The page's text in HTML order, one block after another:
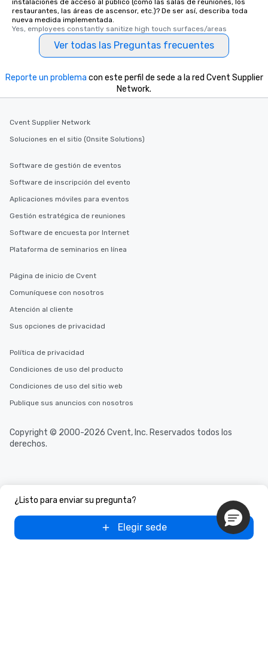
instalaciones de acceso al público (como las salas de reuniones, los
restaurantes, las áreas de ascensor, etc.)? De ser así, describa toda
nueva medida implementada.
Yes, employees constantly sanitize high touch surfaces/areas
Ver todas las Preguntas frecuentes
¿Listo para enviar su pregunta?
Elegir sede
Reporte un problema con este perfil de sede a la red Cvent Supplier
Network.
Cvent Supplier Network
Soluciones en el sitio (Onsite Solutions)
Software de gestión de eventos
Software de inscripción del evento
Aplicaciones móviles para eventos
Gestión estratégica de reuniones
Software de encuesta por Internet
Plataforma de seminarios en línea
Página de inicio de Cvent
Comuníquese con nosotros
Atención al cliente
Sus opciones de privacidad
Política de privacidad
Condiciones de uso del producto
Condiciones de uso del sitio web
Publique sus anuncios con nosotros
Copyright © 2000-2026 Cvent, Inc. Reservados todos los
derechos.